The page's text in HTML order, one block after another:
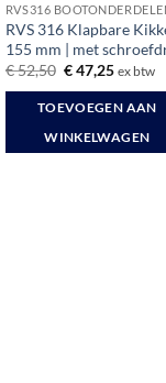
RVS316
RVS 316 Klapbare
155 mm | met
€52,50 Oorspronkelijke
prijs
was:
€ 52,50.
€47,25Huidige
is:
€ 47,25.
ex btw
TOEVOEGEN AAN
WINKELWAGEN